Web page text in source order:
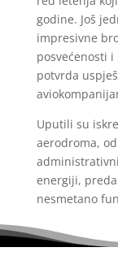
godine. Još
impresivne
posvećenosti
potvrda
Uputili su
aerodroma,
energiji,
nesmetano